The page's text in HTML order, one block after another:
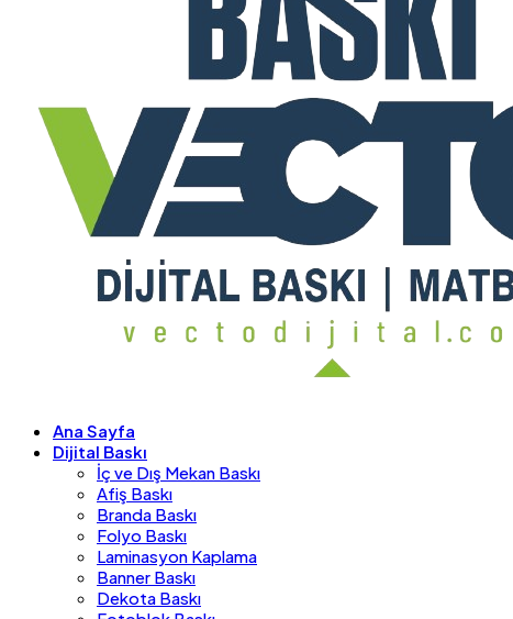
Ana Sayfa
Dijital Baskı
İç ve Dış Mekan Baskı
Afiş Baskı
Branda Baskı
Folyo Baskı
Laminasyon Kaplama
Banner Baskı
Dekota Baskı